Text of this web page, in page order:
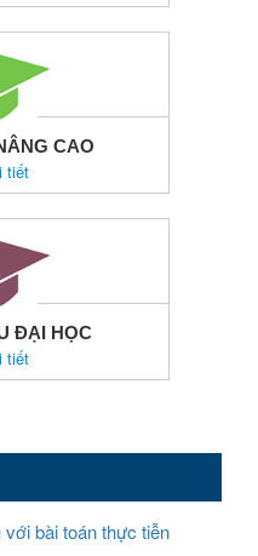
CAO
tiết
ĐẠI HỌC
tiết
bài toán thực tiễn